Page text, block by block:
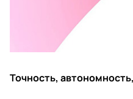
Точность,